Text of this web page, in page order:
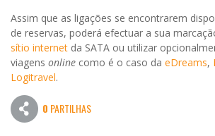
Assim que as ligações se encontrarem
de reservas, poderá efectuar a sua
sítio internet da SATA ou utilizar
viagens online como é o caso da eDreams,
Logitravel.
0 PARTILHAS